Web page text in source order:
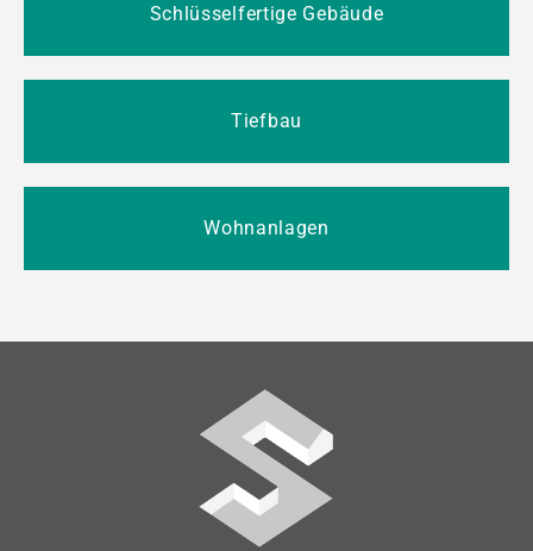
Schlüsselfertige Gebäude
Tiefbau
Wohnanlagen